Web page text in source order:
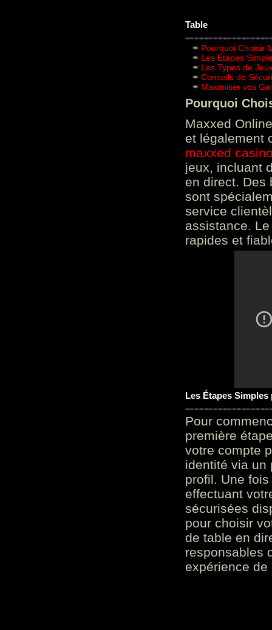
Table
Pourquoi Choisir
Les Étapes
Les Types de
Conseils de
Maximiser vos
Pourquoi
Maxxed
et légalement
maxxed
jeux, incluant
en direct. Des
sont
service
assistance.
rapides et
Les Étapes
Pour
première
votre compte
identité via un
profil. Une
effectuant
sécurisées
pour choisir
de table en
responsables
expérience